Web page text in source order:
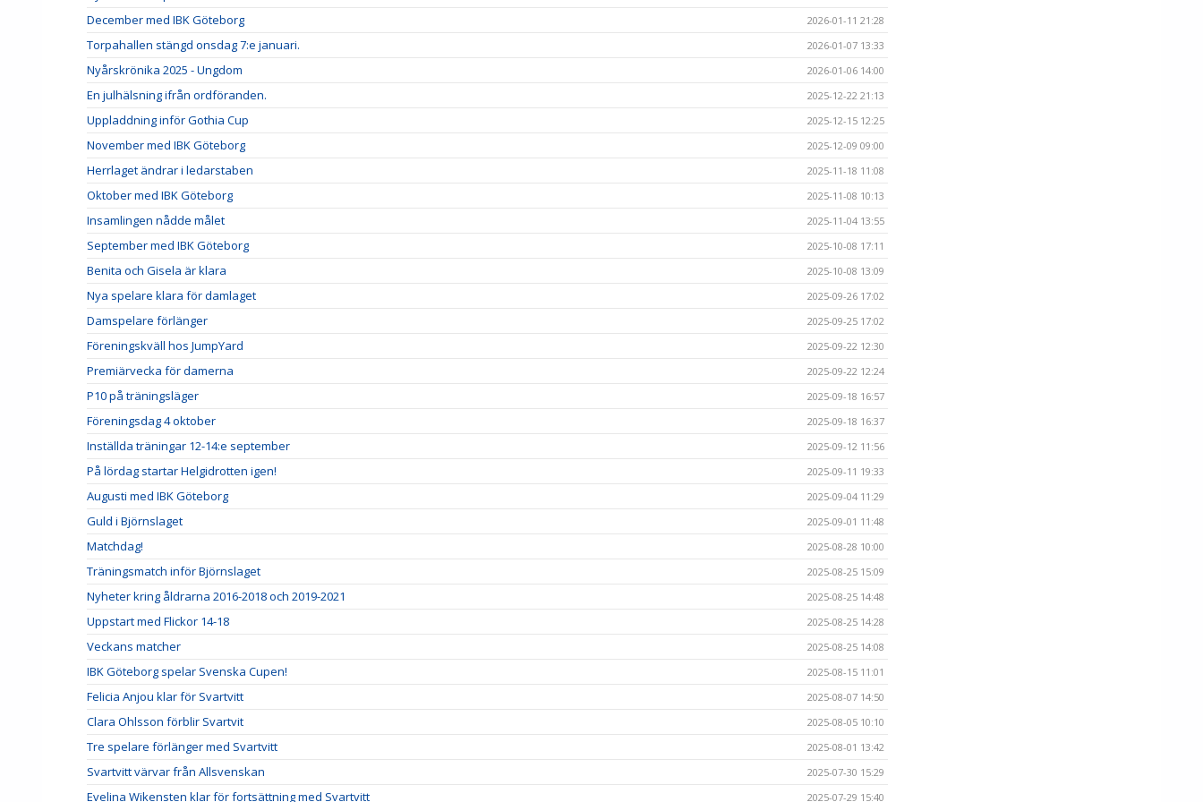
December med IBK Göteborg 2026-01-11 21:28
Torpahallen stängd onsdag 7:e januari. 2026-01-07 13:33
Nyårskrönika 2025 - Ungdom 2026-01-06 14:00
En julhälsning ifrån ordföranden. 2025-12-22 21:13
Uppladdning inför Gothia Cup 2025-12-15 12:25
November med IBK Göteborg 2025-12-09 09:00
Herrlaget ändrar i ledarstaben 2025-11-18 11:08
Oktober med IBK Göteborg 2025-11-08 10:13
Insamlingen nådde målet 2025-11-04 13:55
September med IBK Göteborg 2025-10-08 17:11
Benita och Gisela är klara 2025-10-08 13:09
Nya spelare klara för damlaget 2025-09-26 17:02
Damspelare förlänger 2025-09-25 17:02
Föreningskväll hos JumpYard 2025-09-22 12:30
Premiärvecka för damerna 2025-09-22 12:24
P10 på träningsläger 2025-09-18 16:57
Föreningsdag 4 oktober 2025-09-18 16:37
Inställda träningar 12-14:e september 2025-09-12 11:56
På lördag startar Helgidrotten igen! 2025-09-11 19:33
Augusti med IBK Göteborg 2025-09-04 11:29
Guld i Björnslaget 2025-09-01 11:48
Matchdag! 2025-08-28 10:00
Träningsmatch inför Björnslaget 2025-08-25 15:09
Nyheter kring åldrarna 2016-2018 och 2019-2021 2025-08-25 14:48
Uppstart med Flickor 14-18 2025-08-25 14:28
Veckans matcher 2025-08-25 14:08
IBK Göteborg spelar Svenska Cupen! 2025-08-15 11:01
Felicia Anjou klar för Svartvitt 2025-08-07 14:50
Clara Ohlsson förblir Svartvit 2025-08-05 10:10
Tre spelare förlänger med Svartvitt 2025-08-01 13:42
Svartvitt värvar från Allsvenskan 2025-07-30 15:29
Evelina Wikensten klar för fortsättning med Svartvitt 2025-07-29 15:40